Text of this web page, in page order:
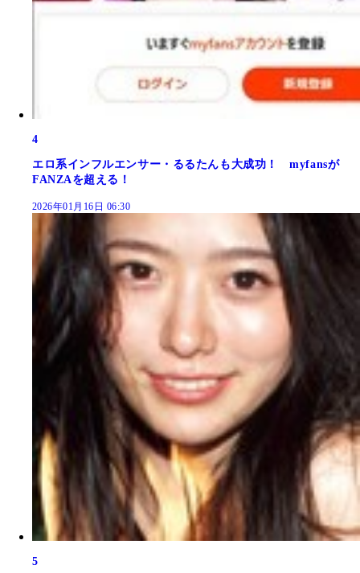
4
エロ系インフルエンサー・るるたんも大成功！ myfansが
FANZAを超える！
2026年01月16日 06:30
5